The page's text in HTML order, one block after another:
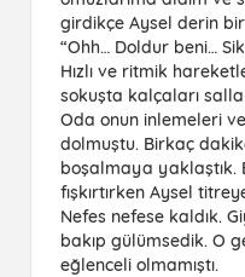
girdikçe Aysel derin
“Ohh… Doldur beni…
Hızlı ve ritmik
sokuşta kalçaları
Oda onun inlemeleri
dolmuştu. Birkaç
boşalmaya yaklaştık.
fışkırtırken Aysel
Nefes nefese kaldık.
bakıp gülümsedik. O
eğlenceli olmamıştı.